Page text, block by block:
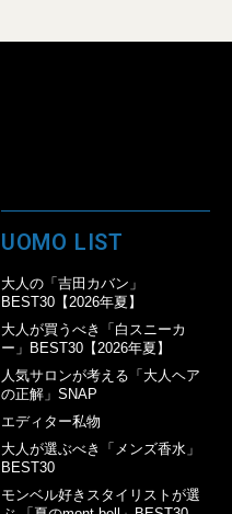
UOMO LIST
大人の「吉田カバン」
BEST30【2026年夏】
大人が買うべき「白スニーカ
ー」BEST30【2026年夏】
人気サロンが考える「大人ヘア
の正解」SNAP
エディター私物
大人が選ぶべき「メンズ香水」
BEST30
モンベル好きスタイリストが選